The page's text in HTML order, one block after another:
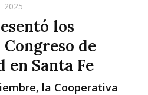
Dom
2025
los
de
en Santa Fe
la Cooperativa